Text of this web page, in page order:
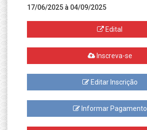
17/06/2025 à 04/09/2025
Edital
Inscreva-se
Editar Inscrição
Informar Pagamento